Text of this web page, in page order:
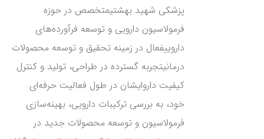
پزشکی شهید بهشتیمتخصص در حوزه
فرمولاسیون دارویی و توسعه فرآورده‌های
داروییفعال در زمینه تحقیق و توسعه محصولات
درمانیتجربه گسترده در طراحی، تولید و کنترل
کیفیت داروایشان در طول فعالیت حرفه‌ای
خود، به بررسی ترکیبات دارویی، بهینه‌سازی
فرمولاسیون و توسعه محصولات جدید در